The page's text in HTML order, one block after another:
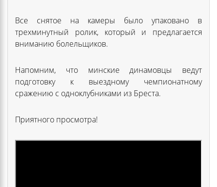
Все снятое на камеры было упаковано в
трехминутный ролик, который и предлагается
вниманию болельщиков.
Напомним, что минские динамовцы ведут
подготовку к выездному чемпионатному
сражению с одноклубниками из Бреста.
Приятного просмотра!